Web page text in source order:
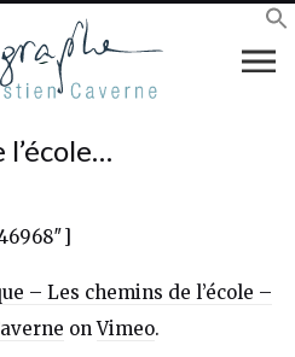
l’école…
– Les chemins de l’école –
onVimeo.